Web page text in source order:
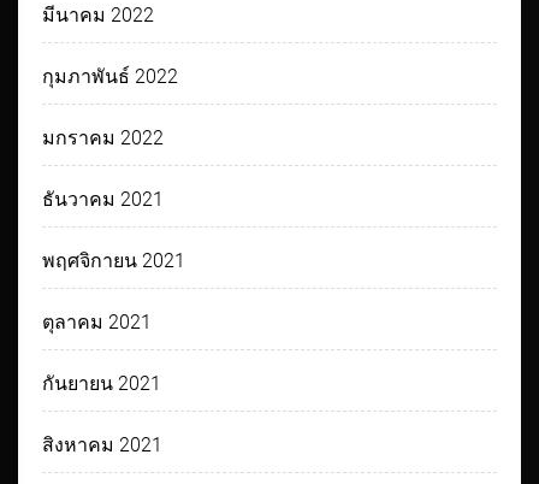
มีนาคม 2022
กุมภาพันธ์ 2022
มกราคม 2022
ธันวาคม 2021
พฤศจิกายน 2021
ตุลาคม 2021
กันยายน 2021
สิงหาคม 2021